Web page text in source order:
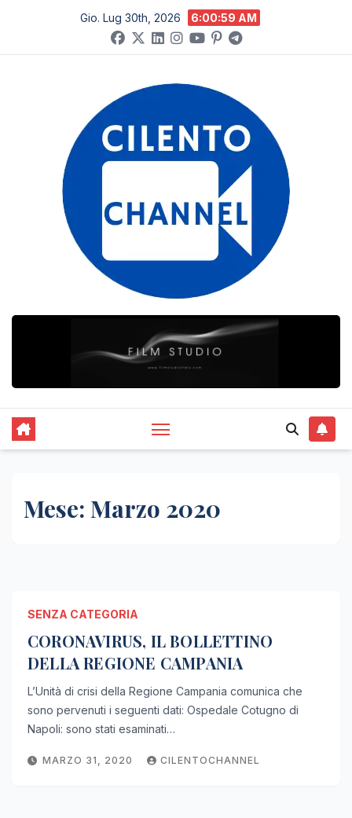
contenuto
Gio. Lug 30th, 2026 6:01:00 AM
Mese: Marzo 2020
SENZA CATEGORIA
CORONAVIRUS, IL BOLLETTINO
DELLA REGIONE CAMPANIA
L’Unità di crisi della Regione Campania comunica che
sono pervenuti i seguenti dati: Ospedale Cotugno di
Napoli: sono stati esaminati…
MARZO 31, 2020 CILENTOCHANNEL